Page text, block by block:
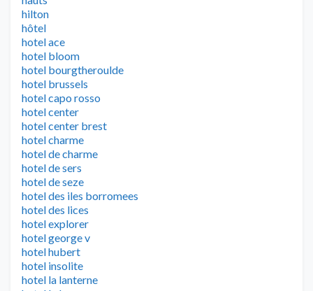
hilton
hôtel
hotel ace
hotel bloom
hotel bourgtheroulde
hotel brussels
hotel capo rosso
hotel center
hotel center brest
hotel charme
hotel de charme
hotel de sers
hotel de seze
hotel des iles borromees
hotel des lices
hotel explorer
hotel george v
hotel hubert
hotel insolite
hotel la lanterne